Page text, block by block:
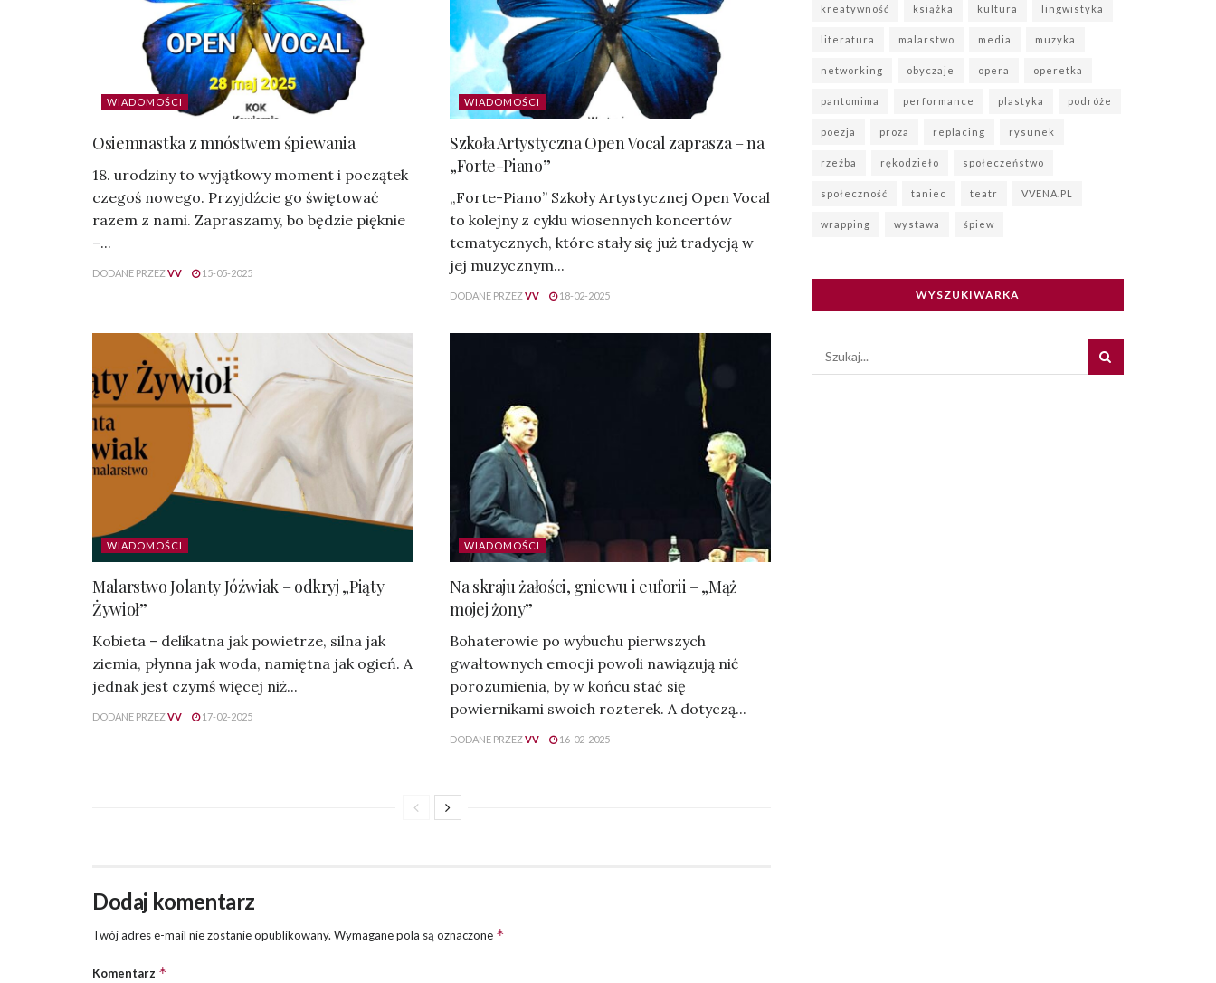
WIADOMOŚCI
Osiemnastka z mnóstwem śpiewania
18. urodziny to wyjątkowy moment i początek
czegoś nowego. Przyjdźcie go świętować
razem z nami. Zapraszamy, bo będzie pięknie
–...
DODANE PRZEZVV 15-05-2025
WIADOMOŚCI
Szkoła Artystyczna Open Vocal zaprasza – na
„Forte-Piano”
„Forte-Piano” Szkoły Artystycznej Open Vocal
to kolejny z cyklu wiosennych koncertów
tematycznych, które stały się już tradycją w
jej muzycznym...
DODANE PRZEZVV 18-02-2025
WIADOMOŚCI
Malarstwo Jolanty Jóźwiak – odkryj „Piąty
Żywioł”
Kobieta – delikatna jak powietrze, silna jak
ziemia, płynna jak woda, namiętna jak ogień. A
jednak jest czymś więcej niż...
DODANE PRZEZVV 17-02-2025
WIADOMOŚCI
Na skraju żałości, gniewu i euforii – „Mąż
mojej żony”
Bohaterowie po wybuchu pierwszych
gwałtownych emocji powoli nawiązują nić
porozumienia, by w końcu stać się
powiernikami swoich rozterek. A dotyczą...
DODANE PRZEZVV 16-02-2025
Dodaj komentarz
Twój adres e-mail nie zostanie opublikowany. Wymagane pola są oznaczone *
Komentarz *
kreatywność książka kultura lingwistyka
literatura malarstwo media muzyka
networking obyczaje opera operetka
pantomima performance plastyka podróże
poezja proza replacing rysunek
rzeźba rękodzieło społeczeństwo
społeczność taniec teatr VVENA.PL
wrapping wystawa śpiew
WYSZUKIWARKA